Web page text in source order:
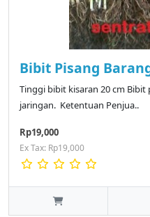
Bibit Pisang
Tinggi bibit kisaran 20 cm
jaringan. Ketentuan Penjua..
Rp19,000
Ex Tax: Rp19,000